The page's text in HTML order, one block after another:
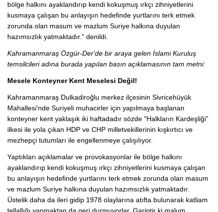
bölge halkını ayaklandırıp kendi kokuşmuş ırkçı zihniyetlerini
kusmaya çalışan bu anlayışın hedefinde yurtlarını terk etmek
zorunda olan masum ve mazlum Suriye halkına duyulan
hazımsızlık yatmaktadır." denildi.
Kahramanmaraş Özgür-Der'de bir araya gelen İslami Kuruluş
temsilcileri adına burada yapılan basın açıklamasının tam metni:
Mesele Konteyner Kent Meselesi Değil!
Kahramanmaraş Dulkadiroğlu merkez ilçesinin Sivricehüyük
Mahallesi'nde Suriyeli muhacirler için yapılmaya başlanan
konteyner kent yaklaşık iki haftadadır sözde "Halkların Kardeşliği"
ilkesi ile yola çıkan HDP ve CHP milletvekillerinin kışkırtıcı ve
mezhepçi tutumları ile engellenmeye çalışılıyor.
Yaptıkları açıklamalar ve provokasyonlar ile bölge halkını
ayaklandırıp kendi kokuşmuş ırkçı zihniyetlerini kusmaya çalışan
bu anlayışın hedefinde yurtlarını terk etmek zorunda olan masum
ve mazlum Suriye halkına duyulan hazımsızlık yatmaktadır.
Üstelik daha da ileri gidip 1978 olaylarına atıfta bulunarak katliam